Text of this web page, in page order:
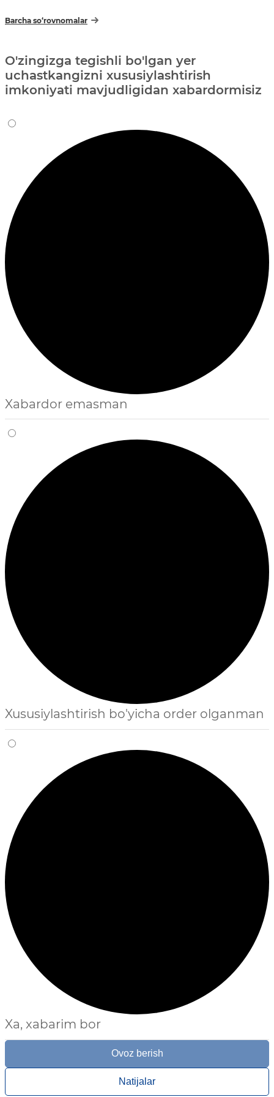
Barcha so‘rovnomalar
O'zingizga tegishli bo'lgan yer
uchastkangizni xususiylashtirish
imkoniyati mavjudligidan xabardormisiz
Xabardor emasman
Xususiylashtirish bo'yicha order olganman
Xa, xabarim bor
Ovoz berish
Natijalar